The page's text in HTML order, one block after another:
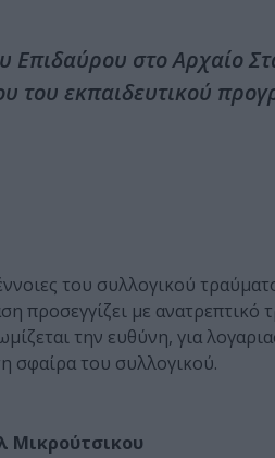
Επιδαύρου στο Αρχαίο
του εκπαιδευτικού
του συλλογικού
προσεγγίζει με ανατρεπτικό
την ευθύνη, για
σφαίρα του συλλογικού.
Μικρούτσικου